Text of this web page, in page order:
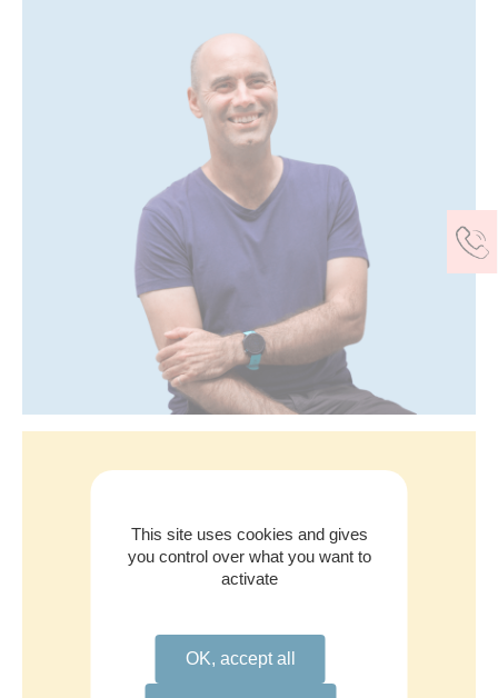
This site uses cookies and gives
you control over what you want to
activate
OK, accept all